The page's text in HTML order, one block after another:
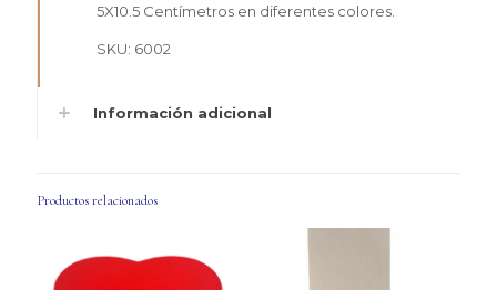
5X10.5 Centímetros en diferentes colores.
SKU: 6002
Información adicional
Productos relacionados